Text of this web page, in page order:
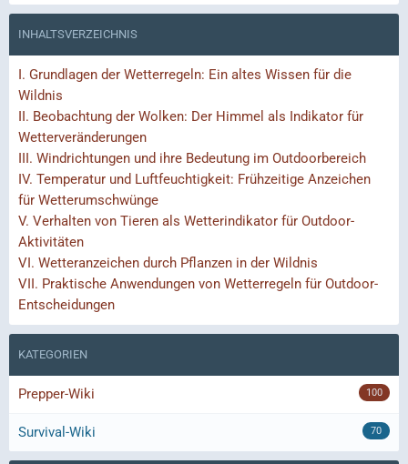
INHALTSVERZEICHNIS
I. Grundlagen der Wetterregeln: Ein altes Wissen für die
Wildnis
II. Beobachtung der Wolken: Der Himmel als Indikator für
Wetterveränderungen
III. Windrichtungen und ihre Bedeutung im Outdoorbereich
IV. Temperatur und Luftfeuchtigkeit: Frühzeitige Anzeichen
für Wetterumschwünge
V. Verhalten von Tieren als Wetterindikator für Outdoor-
Aktivitäten
VI. Wetteranzeichen durch Pflanzen in der Wildnis
VII. Praktische Anwendungen von Wetterregeln für Outdoor-
Entscheidungen
KATEGORIEN
Prepper-Wiki 100
Survival-Wiki 70